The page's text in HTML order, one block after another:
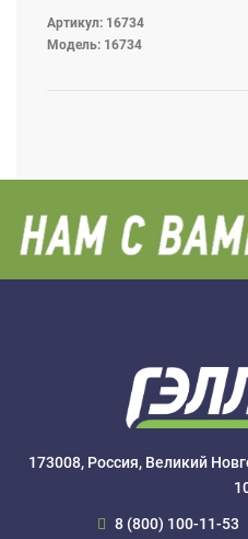
Артикул: 16734
Модель: 16734
173008, Россия, Великий
8 (800) 100-11-53